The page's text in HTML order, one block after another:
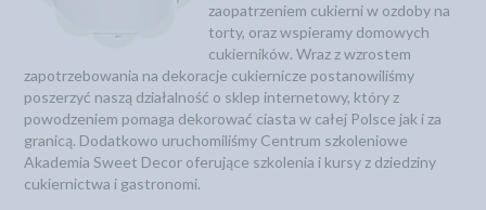
zaopatrzeniem cukierni w ozdoby na
torty, oraz wspieramy domowych
cukierników. Wraz z wzrostem
zapotrzebowania na dekoracje cukiernicze postanowiliśmy
poszerzyć naszą działalność o sklep internetowy, który z
powodzeniem pomaga dekorować ciasta w całej Polsce jak i za
granicą. Dodatkowo uruchomiliśmy Centrum szkoleniowe
Akademia Sweet Decor oferujące szkolenia i kursy z dziedziny
cukiernictwa i gastronomi.